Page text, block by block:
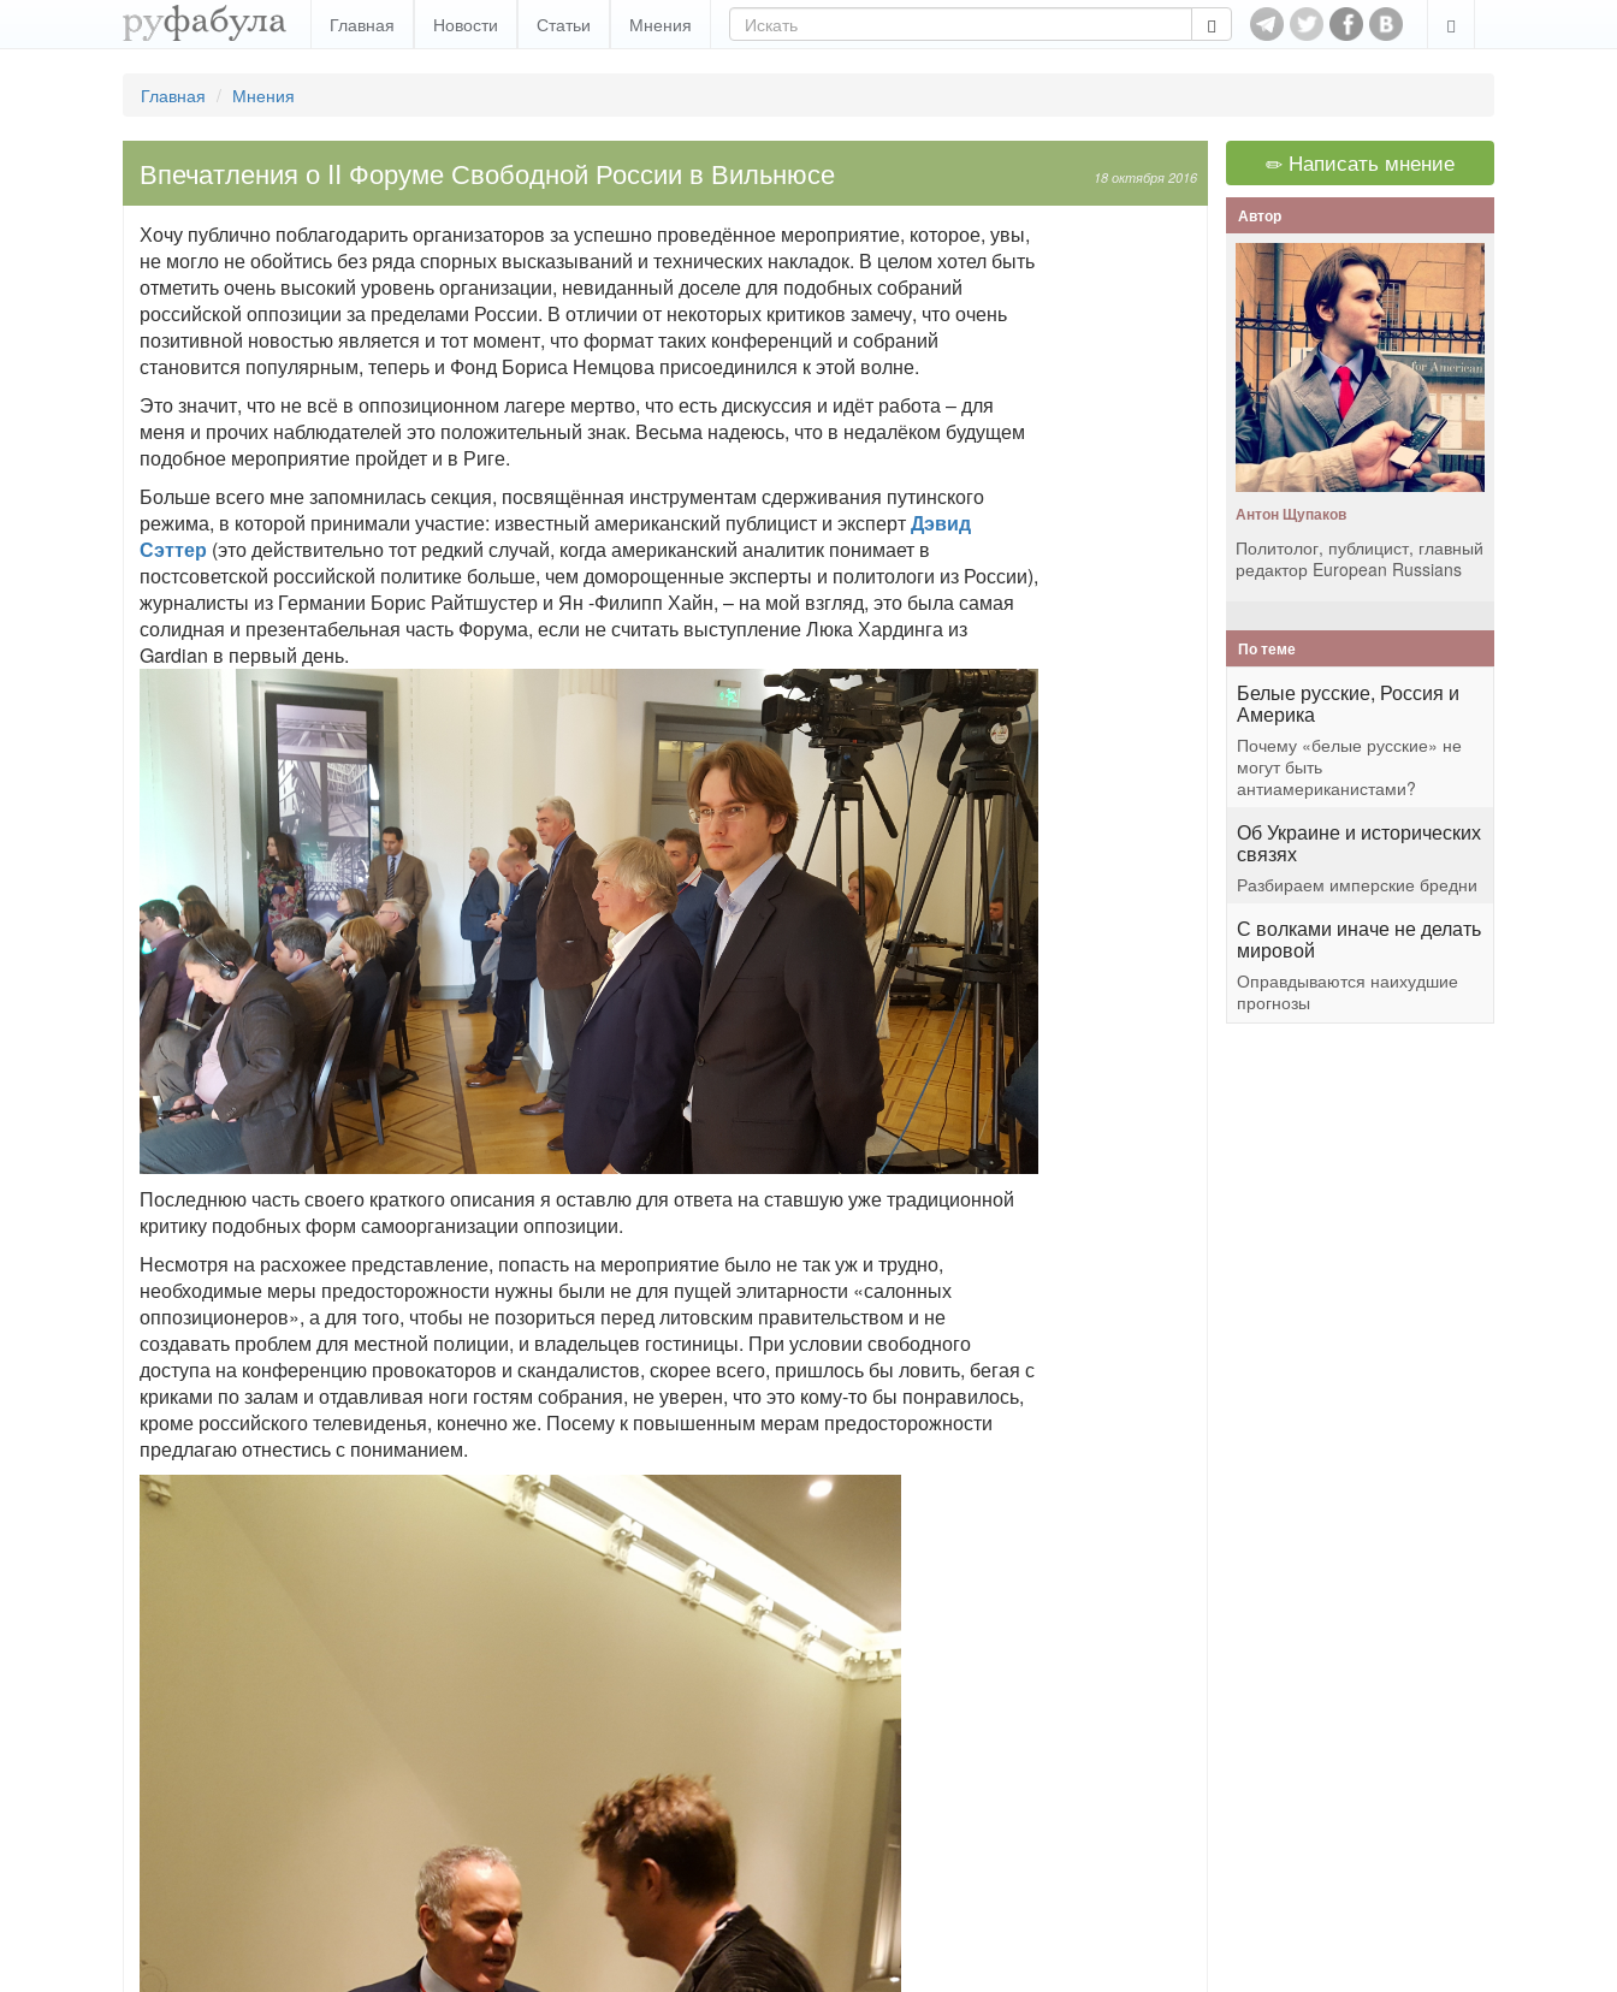
Главная Новости Статьи Мнения
Главная Мнения
18 октября 2016
Впечатления о II Форуме Свободной России в Вильнюсе
Хочу публично поблагодарить организаторов за успешно проведённое мероприятие, которое, увы,
не могло не обойтись без ряда спорных высказываний и технических накладок. В целом хотел быть
отметить очень высокий уровень организации, невиданный доселе для подобных собраний
российской оппозиции за пределами России. В отличии от некоторых критиков замечу, что очень
позитивной новостью является и тот момент, что формат таких конференций и собраний
становится популярным, теперь и Фонд Бориса Немцова присоединился к этой волне.
Это значит, что не всё в оппозиционном лагере мертво, что есть дискуссия и идёт работа – для
меня и прочих наблюдателей это положительный знак. Весьма надеюсь, что в недалёком будущем
подобное мероприятие пройдет и в Риге.
Больше всего мне запомнилась секция, посвящённая инструментам сдерживания путинского
режима, в которой принимали участие: известный американский публицист и экспертДэвид
Сэттер (это действительно тот редкий случай, когда американский аналитик понимает в
постсоветской российской политике больше, чем доморощенные эксперты и политологи из России),
журналисты из Германии Борис Райтшустер и Ян -Филипп Хайн, – на мой взгляд, это была самая
солидная и презентабельная часть Форума, если не считать выступление Люка Хардинга из
Gardian в первый день.
Последнюю часть своего краткого описания я оставлю для ответа на ставшую уже традиционной
критику подобных форм самоорганизации оппозиции.
Несмотря на расхожее представление, попасть на мероприятие было не так уж и трудно,
необходимые меры предосторожности нужны были не для пущей элитарности «салонных
оппозиционеров», а для того, чтобы не позориться перед литовским правительством и не
создавать проблем для местной полиции, и владельцев гостиницы. При условии свободного
доступа на конференцию провокаторов и скандалистов, скорее всего, пришлось бы ловить, бегая с
криками по залам и отдавливая ноги гостям собрания, не уверен, что это кому-то бы понравилось,
кроме российского телевиденья, конечно же. Посему к повышенным мерам предосторожности
предлагаю отнестись с пониманием.
Написать мнение
Автор
Антон Щупаков
Политолог, публицист, главный
редактор European Russians
По теме
Белые русские, Россия и
Америка
Почему «белые русские» не
могут быть
антиамериканистами?
Об Украине и исторических
связях
Разбираем имперские бредни
С волками иначе не делать
мировой
Оправдываются наихудшие
прогнозы